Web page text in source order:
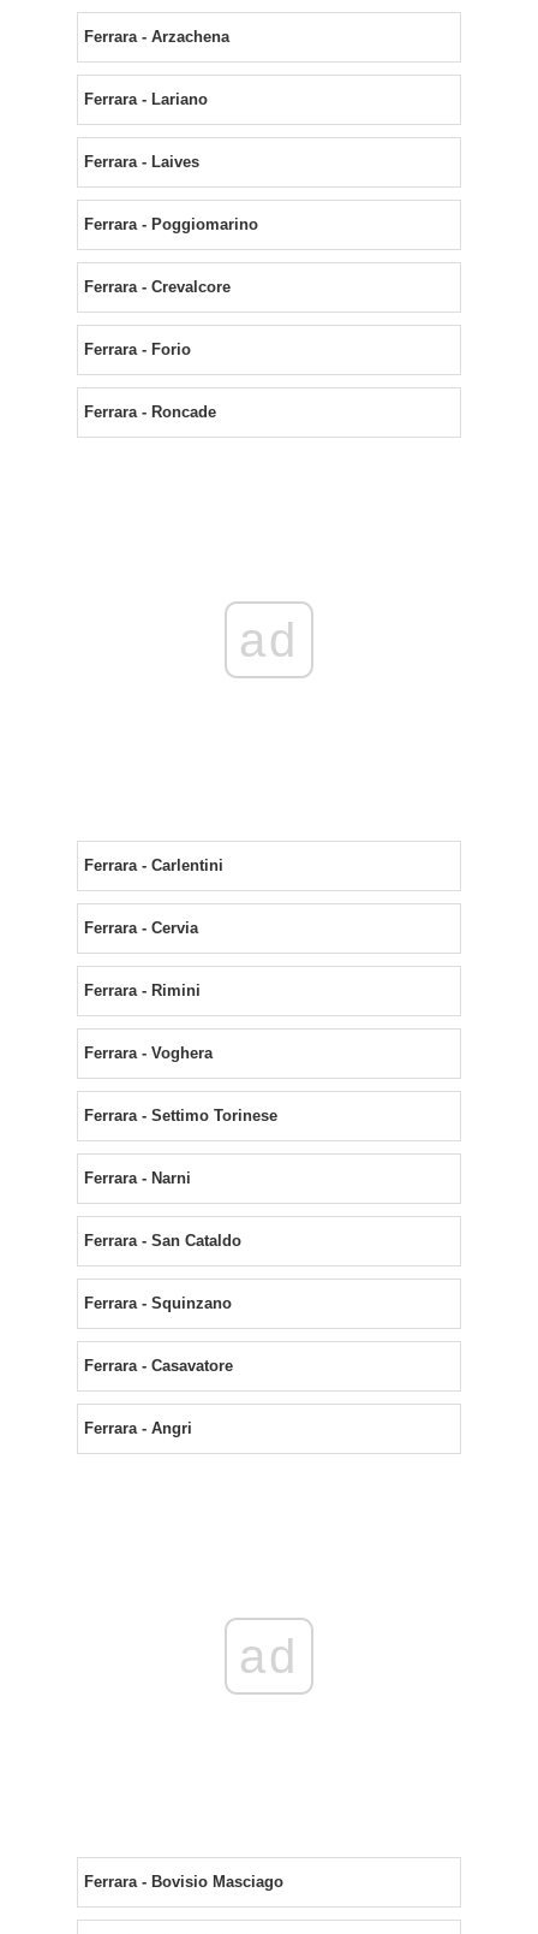
Ferrara - Arzachena
Ferrara - Lariano
Ferrara - Laives
Ferrara - Poggiomarino
Ferrara - Crevalcore
Ferrara - Forio
Ferrara - Roncade
ad
Ferrara - Carlentini
Ferrara - Cervia
Ferrara - Rimini
Ferrara - Voghera
Ferrara - Settimo Torinese
Ferrara - Narni
Ferrara - San Cataldo
Ferrara - Squinzano
Ferrara - Casavatore
Ferrara - Angri
ad
Ferrara - Bovisio Masciago